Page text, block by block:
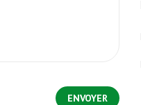
ENVOYER